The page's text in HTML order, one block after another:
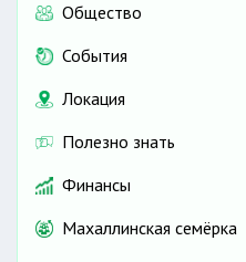
Общество
События
Локация
Полезно знать
Финансы
Махаллинская семёрка